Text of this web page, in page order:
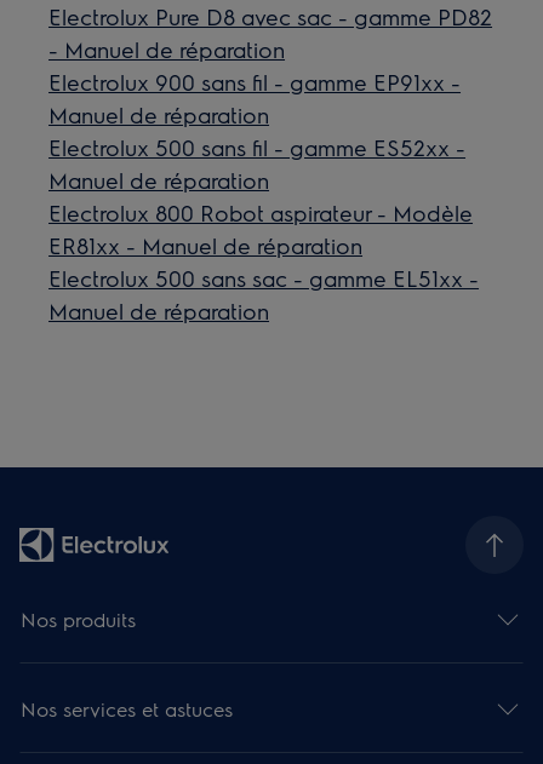
Electrolux Pure D8 avec sac - gamme PD82
- Manuel de réparation
Electrolux 900 sans fil - gamme EP91xx -
Manuel de réparation
Electrolux 500 sans fil - gamme ES52xx -
Manuel de réparation
Electrolux 800 Robot aspirateur - Modèle
ER81xx - Manuel de réparation
Electrolux 500 sans sac - gamme EL51xx -
Manuel de réparation
Nos produits
Nos services et astuces